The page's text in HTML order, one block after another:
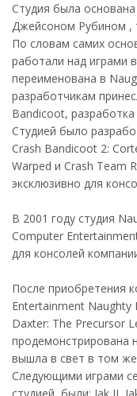
Студия была
Джейсоном Рубином ,
По словам самих
работали над играми
переименована в
разработчикам
Bandicoot,
Студией было
Crash Bandicoot 2:
Warped и Crash Team
эксклюзивно для
В 2001 году студия
Computer
для консолей
После приобретения
Entertainment Naughty
Daxter: The Precursor
продемонстрирована
вышла в свет в том же
Следующими играми